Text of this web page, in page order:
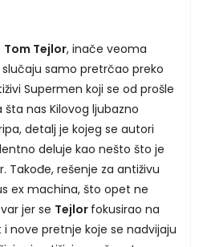
Tom Tejlor, inače veoma
samo pretrčao preko
Supermen koji se od prošle
nas Kilovog ljubazno
detalj je kojeg se autori
deluje kao nešto što je
Takođe, rešenje za antiživu
ex machina, što opet ne
jer se Tejlor fokusirao na
nove pretnje koje se nadvijaju